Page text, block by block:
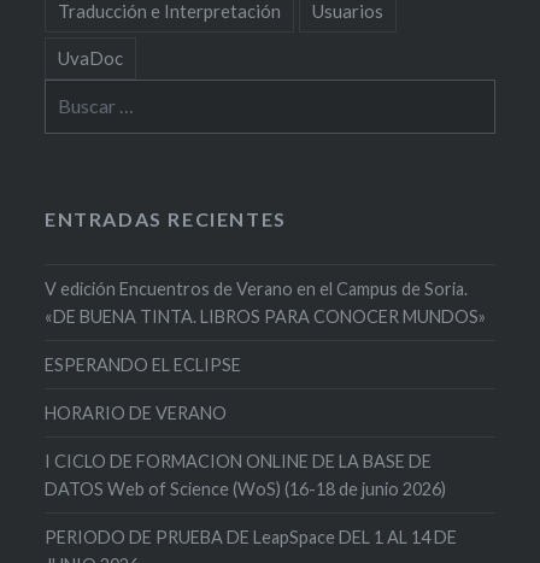
Traducción e Interpretación Usuarios
UvaDoc
ENTRADAS RECIENTES
V edición Encuentros de Verano en el Campus de Soria.
«DE BUENA TINTA. LIBROS PARA CONOCER MUNDOS»
ESPERANDO EL ECLIPSE
HORARIO DE VERANO
I CICLO DE FORMACION ONLINE DE LA BASE DE
DATOS Web of Science (WoS) (16-18 de junio 2026)
PERIODO DE PRUEBA DE LeapSpace DEL 1 AL 14 DE